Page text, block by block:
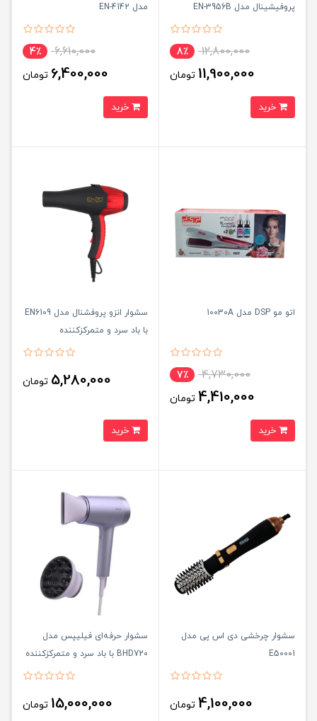
پروفیشینال مدل EN-3956B
12,800,000 8٪
11,900,000 تومان
مدل EN-4142
6,610,000 4٪
6,400,000 تومان
اتو مو DSP مدل 10030A
4,730,000 7٪
4,410,000 تومان
سشوار انزو پروفشنال مدل EN6109
با باد سرد و متمرکزکننده
5,280,000 تومان
سشوار چرخشی دی اس پی مدل
E50001
4,100,000 تومان
سشوار حرفه‌ای فیلیپس مدل
BHD720 با باد سرد و متمرکزکننده
15,000,000 تومان